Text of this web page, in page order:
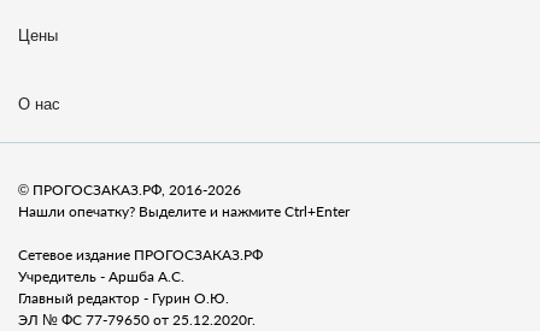
Цены
О нас
© ПРОГОСЗАКАЗ.РФ, 2016-2026
Нашли опечатку? Выделите и нажмите Ctrl+Enter
Сетевое издание ПРОГОСЗАКАЗ.РФ
Учредитель - Аршба А.С.
Главный редактор - Гурин О.Ю.
ЭЛ № ФС 77-79650 от 25.12.2020г.